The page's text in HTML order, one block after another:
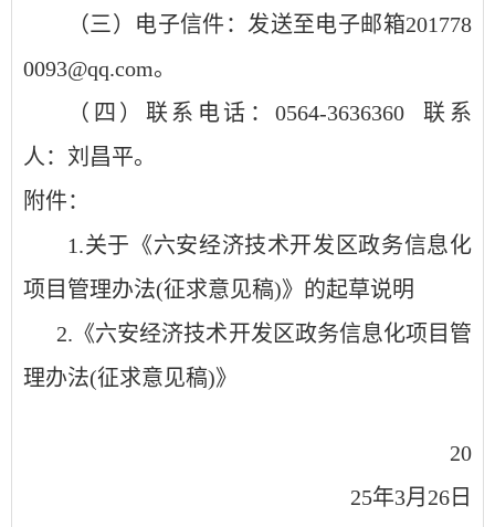
（三） 电子信件：发送至电子邮箱201778
0093@qq.com。
（四） 联系电话：0564-3636360
联系
人： 刘昌平。
附件：
1.关于《六安经济技术开发区政务信息化
项目管理办法(征求意见稿)》的起草说明
2.《六安经济技术开发区政务信息化项目管
理办法(征求意见稿)》
20
25年3月26日